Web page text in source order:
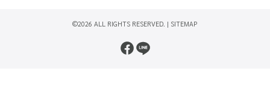
©2026 ALL RIGHTS RESERVED. | SITEMAP